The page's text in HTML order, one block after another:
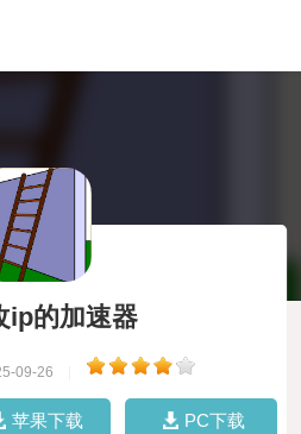
ip的加速器
09-26
苹果下载 PC下载